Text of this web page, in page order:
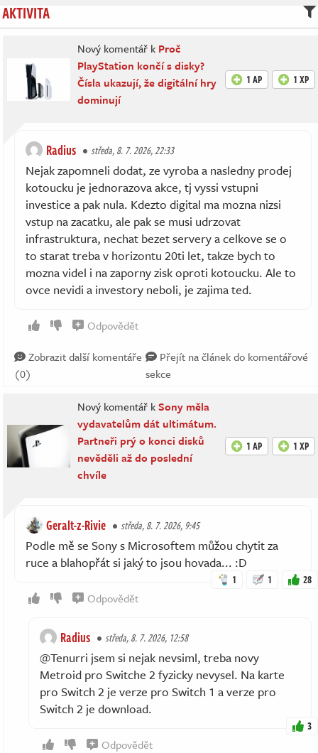
AKTIVITA
Nový komentář k Proč
PlayStation končí s disky?
Čísla ukazují, že digitální hry
dominují
1 AP 1 XP
Radius středa, 8. 7. 2026, 22:33
Nejak zapomneli dodat, ze vyroba a nasledny prodej
kotoucku je jednorazova akce, tj vyssi vstupni
investice a pak nula. Kdezto digital ma mozna nizsi
vstup na zacatku, ale pak se musi udrzovat
infrastruktura, nechat bezet servery a celkove se o
to starat treba v horizontu 20ti let, takze bych to
mozna videl i na zaporny zisk oproti kotoucku. Ale to
ovce nevidi a investory neboli, je zajima ted.
Odpovědět
Zobrazit další komentáře
(0)
Přejít na článek do komentářové
sekce
Nový komentář kSony měla
vydavatelům dát ultimátum.
Partneři prý o konci disků
nevěděli až do poslední
chvíle
1 AP 1 XP
Geralt-z-Rivie středa, 8. 7. 2026, 9:45
Podle mě se Sony s Microsoftem můžou chytit za
ruce a blahopřát si jaký to jsou hovada... :D
1 1 28
Odpovědět
Radius středa, 8. 7. 2026, 12:58
@Tenurri jsem si nejak nevsiml, treba novy
Metroid pro Switche 2 fyzicky nevysel. Na karte
pro Switch 2 je verze pro Switch 1 a verze pro
Switch 2 je download.
3
Odpovědět